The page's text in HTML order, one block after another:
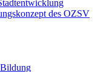
des OZSV